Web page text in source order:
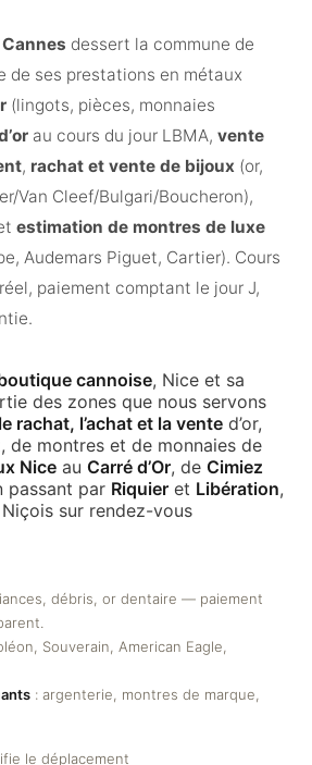
dessert la commune de
de ses prestations en métaux
(lingots, pièces, monnaies
au cours du jour LBMA, vente
, rachat et vente de bijoux (or,
Van Cleef/Bulgari/Boucheron),
estimation de montres de luxe
Audemars Piguet, Cartier). Cours
paiement comptant le jour J,
cannoise, Nice et sa
des zones que nous servons
rachat, l’achat et la vente d’or,
de montres et de monnaies de
Nice auCarré d’Or, deCimiez
passant par Riquier et Libération,
sur rendez-vous
débris, or dentaire — paiement
Souverain, American Eagle,
: argenterie, montres de marque,
le déplacement